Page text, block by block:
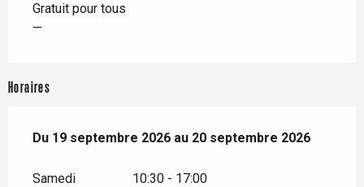
Gratuit pour tous
—
Horaires
Du 19 septembre 2026 au 20 septembre 2026
Du 19 septembre 2026 au 20 septembre 2026
Samedi 10:30 - 17:00